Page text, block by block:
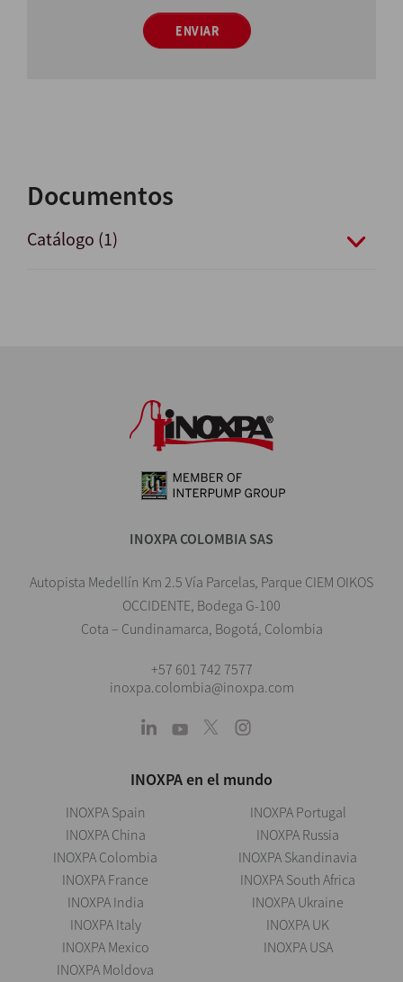
ENVIAR
Documentos
Catálogo (1)
INOXPA COLOMBIA SAS
Autopista Medellín Km 2.5 Vía Parcelas, Parque CIEM OIKOS
OCCIDENTE, Bodega G-100
Cota – Cundinamarca, Bogotá, Colombia
+57 601 742 7577
inoxpa.colombia@inoxpa.com
INOXPA en el mundo
INOXPA Spain
INOXPA China
INOXPA Colombia
INOXPA France
INOXPA India
INOXPA Italy
INOXPA Mexico
INOXPA Moldova
INOXPA Portugal
INOXPA Russia
INOXPA Skandinavia
INOXPA South Africa
INOXPA Ukraine
INOXPA UK
INOXPA USA